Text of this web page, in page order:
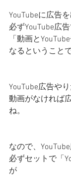
YouTubeに広告
必ずYouTube広
「動画と
なるということで
YouTube広告や
動画がなければ
ね。
なので、
必ずセットで「
が